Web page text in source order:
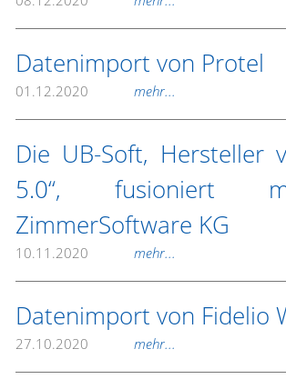
Datenimport von Protel
01.12.2020 mehr...
Die UB-Soft, Hersteller
5.0“, fusioniert
ZimmerSoftware KG
10.11.2020 mehr...
Datenimport von Fidelio
27.10.2020 mehr...